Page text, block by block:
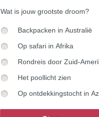
Wat is jouw grootste droom?
Backpacken in Australië
Op safari in Afrika
Rondreis door Zuid-
Het poollicht zien
Op ontdekkingstocht in